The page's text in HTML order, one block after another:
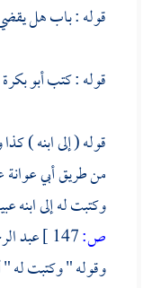
قوله : باب هل
قوله : كتبأبو بكرة
قوله ( إلى ابنه )
من طريقأبي عوانة
وكتبت له إلى ابنه
ص:
عبد
وقوله " وكتبت له "